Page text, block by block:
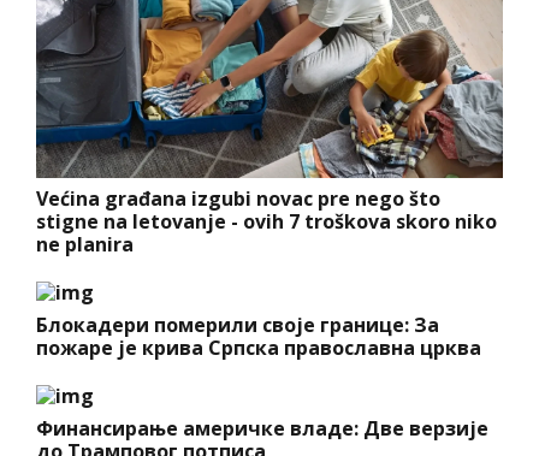
Većina građana izgubi novac pre nego što
stigne na letovanje - ovih 7 troškova skoro niko
ne planira
Блокадери померили своје границе: За
пожаре је крива Српска православна црква
Финансирање америчке владе: Две верзије